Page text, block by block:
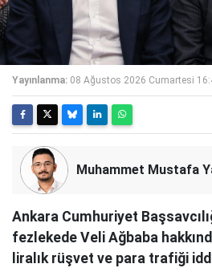
Yayınlanma: 08 Ağustos 2026 Cumartesi
Muhammet Mustafa
Ankara Cumhuriyet
fezlekede Veli Ağbaba
liralık rüşvet ve para trafiği